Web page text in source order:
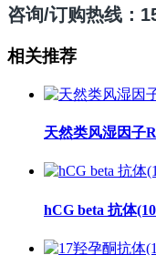
咨询/订购热线：
相关推荐
天然类风湿因子
hCG beta 抗体